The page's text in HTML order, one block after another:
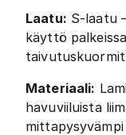
Laatu: S-laatu
käyttö
Materiaali:
havuviiluista